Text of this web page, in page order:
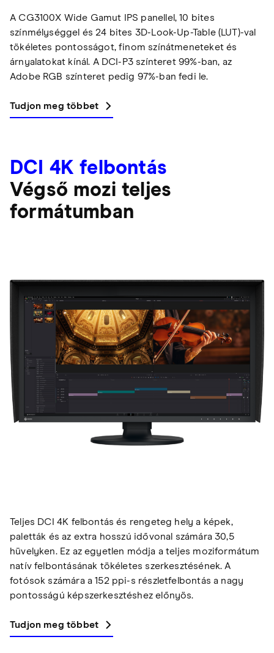
A CG3100X Wide Gamut IPS panellel, 10 bites
színmélységgel és 24 bites 3D-Look-Up-Table (LUT)-val
tökéletes pontosságot, finom színátmeneteket és
árnyalatokat kínál. A DCI-P3 színteret 99%-ban, az
Adobe RGB színteret pedig 97%-ban fedi le.
Tudjon meg többet
DCI 4K felbontás
Végső mozi teljes
formátumban
Teljes DCI 4K felbontás és rengeteg hely a képek,
paletták és az extra hosszú idővonal számára 30,5
hüvelyken. Ez az egyetlen módja a teljes moziformátum
natív felbontásának tökéletes szerkesztésének. A
fotósok számára a 152 ppi-s részletfelbontás a nagy
pontosságú képszerkesztéshez előnyös.
Tudjon meg többet